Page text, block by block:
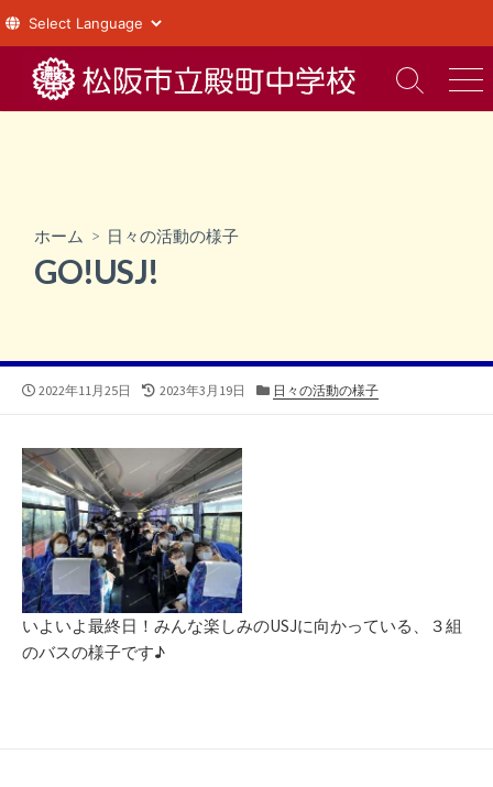
テ
検
索
メ
ニ
ホーム > 日々の活動の様子
GO!USJ!
公
2022年11月25日
最
新
日
2023年3月19日
カ
日々の活動の様子
いよいよ最終日！みんな楽しみのUSJに向かっている、３組
のバスの様子です♪